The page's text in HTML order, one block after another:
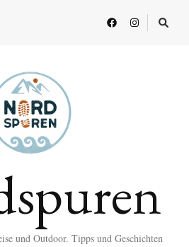
und Outdoor. Tipps und Geschichten